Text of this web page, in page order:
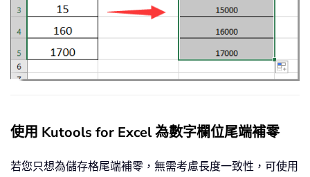
使用 Kutools for Excel 為數字欄位尾端補零
若您只想為儲存格尾端補零，無需考慮長度一致性，可使用